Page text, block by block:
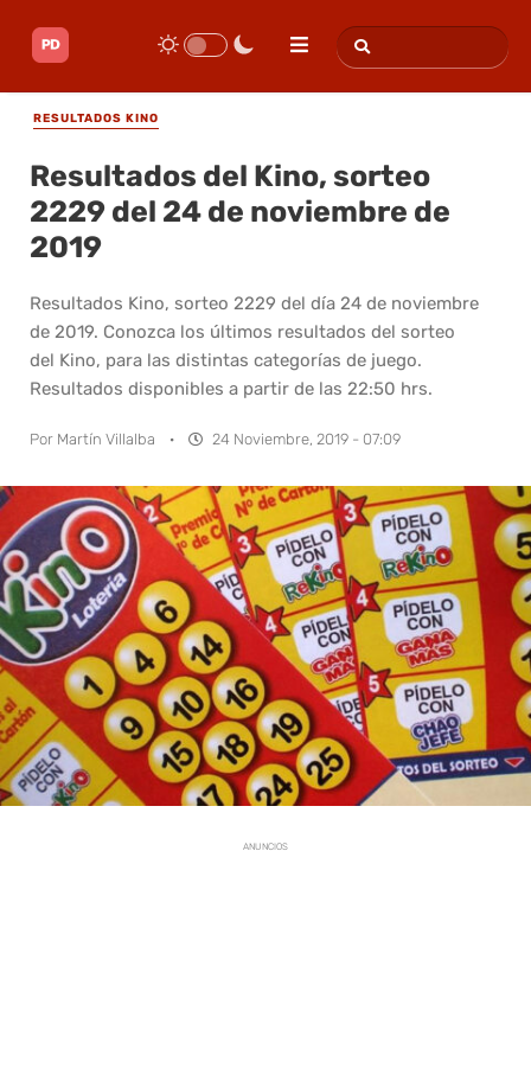
RESULTADOS KINO
Resultados del Kino, sorteo
2229 del 24 de noviembre de
2019
Resultados Kino, sorteo 2229 del día 24 de noviembre
de 2019. Conozca los últimos resultados del sorteo
del Kino, para las distintas categorías de juego.
Resultados disponibles a partir de las 22:50 hrs.
Por Martín Villalba · 24 Noviembre, 2019 - 07:09
ANUNCIOS